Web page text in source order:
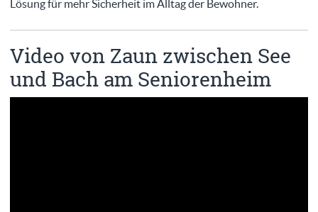
Lösung für mehr Sicherheit im Alltag der Bewohner.
Video von Zaun zwischen See
und Bach am Seniorenheim